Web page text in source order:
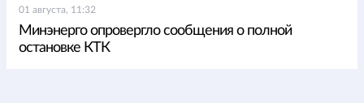
01 августа, 11:32
Минэнерго опровергло сообщения о полной
остановке КТК